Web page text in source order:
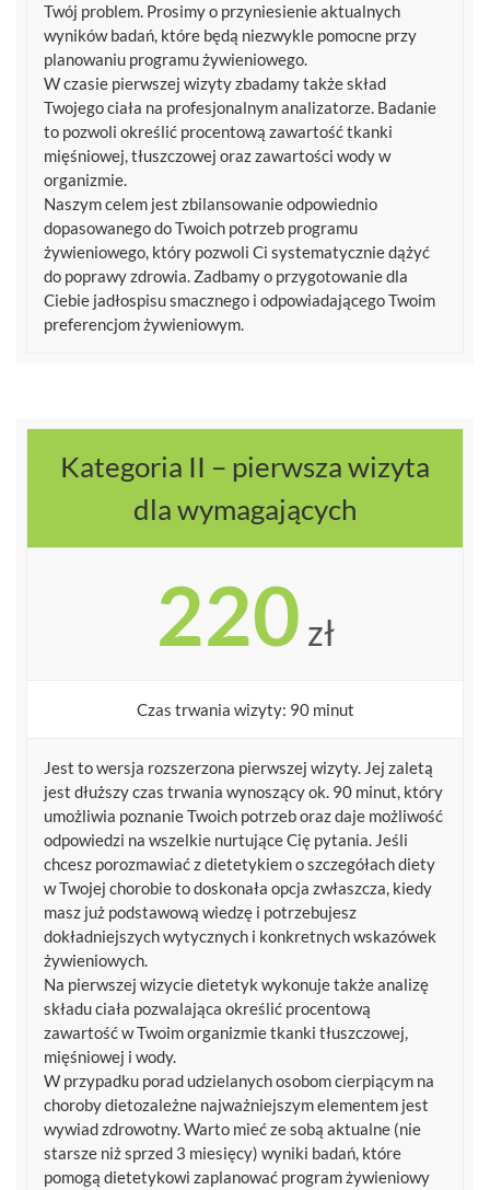
Twój problem. Prosimy o przyniesienie aktualnych
wyników badań, które będą niezwykle pomocne przy
planowaniu programu żywieniowego.
W czasie pierwszej wizyty zbadamy także skład
Twojego ciała na profesjonalnym analizatorze. Badanie
to pozwoli określić procentową zawartość tkanki
mięśniowej, tłuszczowej oraz zawartości wody w
organizmie.
Naszym celem jest zbilansowanie odpowiednio
dopasowanego do Twoich potrzeb programu
żywieniowego, który pozwoli Ci systematycznie dążyć
do poprawy zdrowia. Zadbamy o przygotowanie dla
Ciebie jadłospisu smacznego i odpowiadającego Twoim
preferencjom żywieniowym.
Kategoria II – pierwsza wizyta
dla wymagających
220 zł
Czas trwania wizyty: 90 minut
Jest to wersja rozszerzona pierwszej wizyty. Jej zaletą
jest dłuższy czas trwania wynoszący ok. 90 minut, który
umożliwia poznanie Twoich potrzeb oraz daje możliwość
odpowiedzi na wszelkie nurtujące Cię pytania. Jeśli
chcesz porozmawiać z dietetykiem o szczegółach diety
w Twojej chorobie to doskonała opcja zwłaszcza, kiedy
masz już podstawową wiedzę i potrzebujesz
dokładniejszych wytycznych i konkretnych wskazówek
żywieniowych.
Na pierwszej wizycie dietetyk wykonuje także analizę
składu ciała pozwalająca określić procentową
zawartość w Twoim organizmie tkanki tłuszczowej,
mięśniowej i wody.
W przypadku porad udzielanych osobom cierpiącym na
choroby dietozależne najważniejszym elementem jest
wywiad zdrowotny. Warto mieć ze sobą aktualne (nie
starsze niż sprzed 3 miesięcy) wyniki badań, które
pomogą dietetykowi zaplanować program żywieniowy